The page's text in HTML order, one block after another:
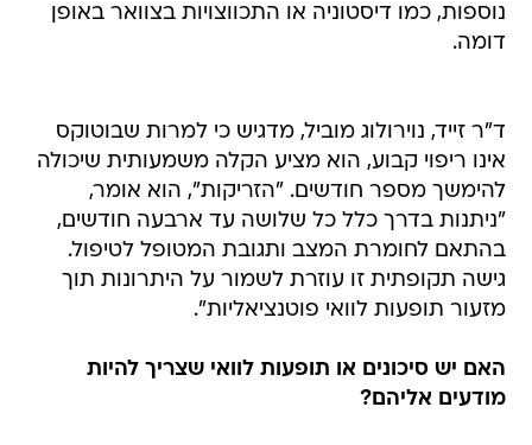
נוספות, כמו דיסטוניה או התכווצויות בצוואר באופן
דומה.
ד"ר זייד, נוירולוג מוביל, מדגיש כי למרות שבוטוקס
אינו ריפוי קבוע, הוא מציע הקלה משמעותית שיכולה
להימשך מספר חודשים. "הזריקות", הוא אומר,
"ניתנות בדרך כלל כל שלושה עד ארבעה חודשים,
בהתאם לחומרת המצב ותגובת המטופל לטיפול.
גישה תקופתית זו עוזרת לשמור על היתרונות תוך
מזעור תופעות לוואי פוטנציאליות".
האם יש סיכונים או תופעות לוואי שצריך להיות
מודעים אליהם?